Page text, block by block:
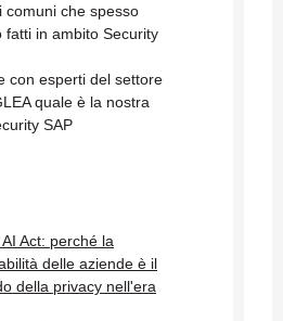
comuni che spesso
fatti in ambito Security
con esperti del settore
quale è la nostra
SAP
Act: perché la
delle aziende è il
della privacy nell'era